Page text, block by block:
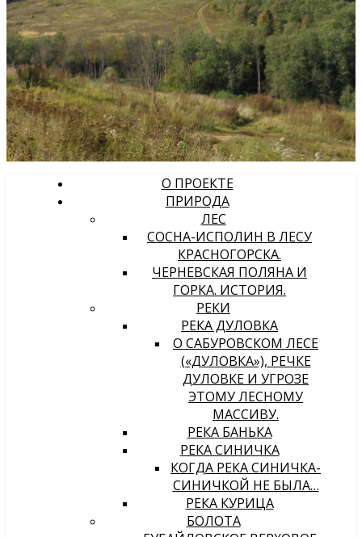
О ПРОЕКТЕ
ПРИРОДА
ЛЕС
СОСНА-ИСПОЛИН В ЛЕСУ
КРАСНОГОРСКА.
ЧЕРНЕВСКАЯ ПОЛЯНА И
ГОРКА. ИСТОРИЯ.
РЕКИ
РЕКА ДУЛОВКА
О САБУРОВСКОМ ЛЕСЕ
(«ДУЛОВКА»), РЕЧКЕ
ДУЛОВКЕ И УГРОЗЕ
ЭТОМУ ЛЕСНОМУ
МАССИВУ.
РЕКА БАНЬКА
РЕКА СИНИЧКА
КОГДА РЕКА СИНИЧКА-
СИНИЧКОЙ НЕ БЫЛА…
РЕКА КУРИЦА
БОЛОТА